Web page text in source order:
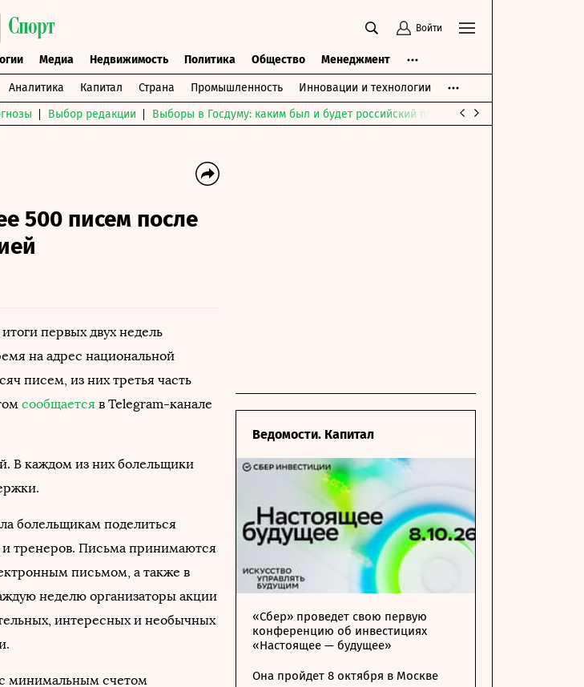
Войти
Медиа Недвижимость Политика Общество Менеджмент
Аналитика Капитал Страна Промышленность Инновации и технологии
Выбор редакции Выборы в Госдуму: каким был и будет российский парламент
500 писем после
первых двух недель
на адрес национальной
писем, из них третья часть
сообщается в Telegram-канале
В каждом из них болельщики
болельщикам поделиться
тренеров. Письма принимаются
письмом, а также в
неделю организаторы акции
интересных и необычных
с минимальным счетом
Ведомости. Капитал
«Сбер» проведет свою первую
конференцию об инвестициях
«Настоящее — будущее»
Она пройдет 8 октября в Москве